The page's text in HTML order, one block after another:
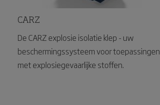
CARZ
De CARZ explosie isolatie klep - uw
beschermingssysteem voor toepassingen
met explosiegevaarlijke stoffen.